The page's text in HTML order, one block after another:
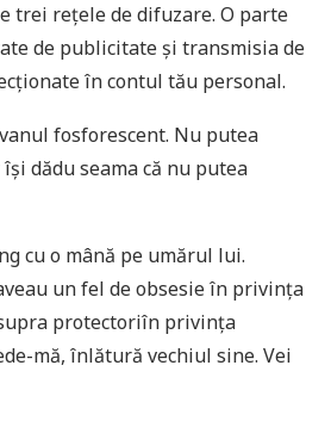
trei rețele de difuzare. O parte
de publicitate și transmisia de
în contul tău personal.
fosforescent. Nu putea
dădu seama că nu putea
cu o mână pe umărul lui.
un fel de obsesie în privința
protectoriîn privința
mă, înlătură vechiul sine. Vei